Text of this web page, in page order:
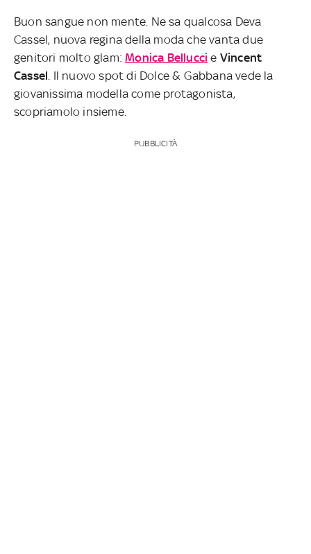
Buon sangue non mente. Ne sa qualcosa Deva
Cassel, nuova regina della moda che vanta due
genitori molto glam:Monica Bellucci e Vincent
Cassel . Il nuovo spot di Dolce & Gabbana vede la
giovanissima modella come protagonista,
scopriamolo insieme.
PUBBLICITÀ